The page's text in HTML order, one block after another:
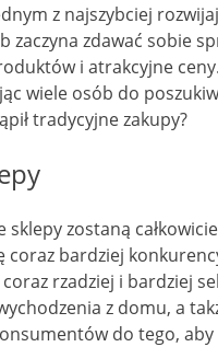
z najszybciej
zdawać sobie
i atrakcyjne
wiele osób do
tradycyjne zakupy?
zostaną
bardziej
rzadziej i bardziej
z domu, a
do tego,